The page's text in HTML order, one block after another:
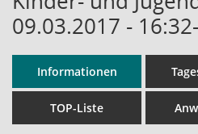
09.03.2017 -
Informationen
TOP-Liste